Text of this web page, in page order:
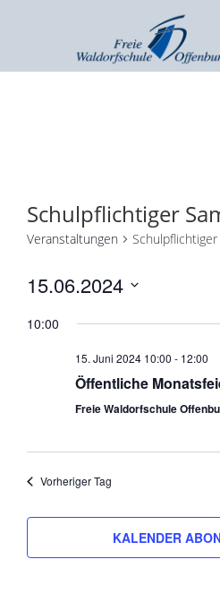
Schulpflichtiger
Veranstaltungen Schulpflichtiger
15.06.2024
10:00
15. Juni 2024 10:00 - 12:00
Öffentliche
Freie Waldorfschule
Vorheriger Tag
KALENDER